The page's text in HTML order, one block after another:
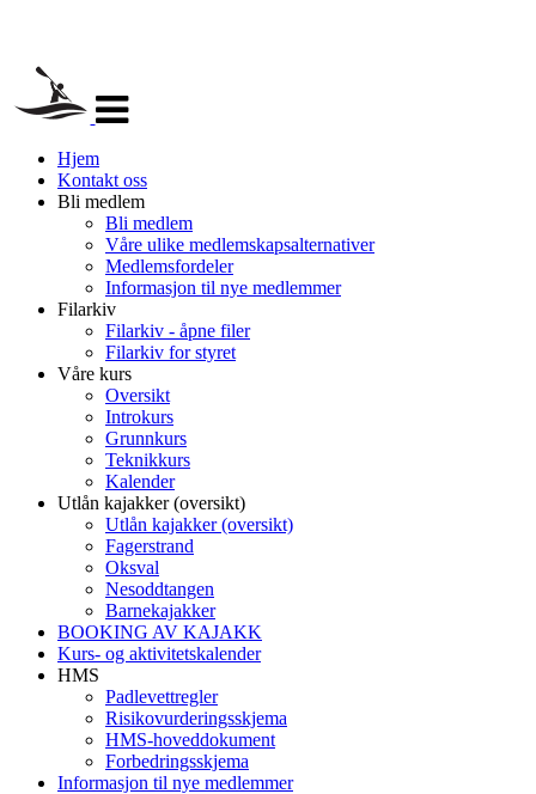
navigasjon
Hjem
Kontakt oss
Bli medlem
Bli medlem
Våre ulike medlemskapsalternativer
Medlemsfordeler
Informasjon til nye medlemmer
Filarkiv
Filarkiv - åpne filer
Filarkiv for styret
Våre kurs
Oversikt
Introkurs
Grunnkurs
Teknikkurs
Kalender
Utlån kajakker (oversikt)
Utlån kajakker (oversikt)
Fagerstrand
Oksval
Nesoddtangen
Barnekajakker
BOOKING AV KAJAKK
Kurs- og aktivitetskalender
HMS
Padlevettregler
Risikovurderingsskjema
HMS-hoveddokument
Forbedringsskjema
Informasjon til nye medlemmer